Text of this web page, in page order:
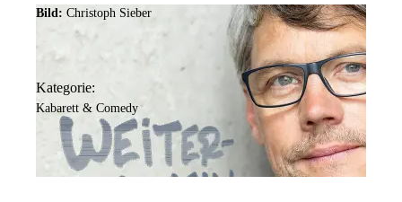
Bild: Christoph Sieber
Kategorie:
Kabarett & Comedy